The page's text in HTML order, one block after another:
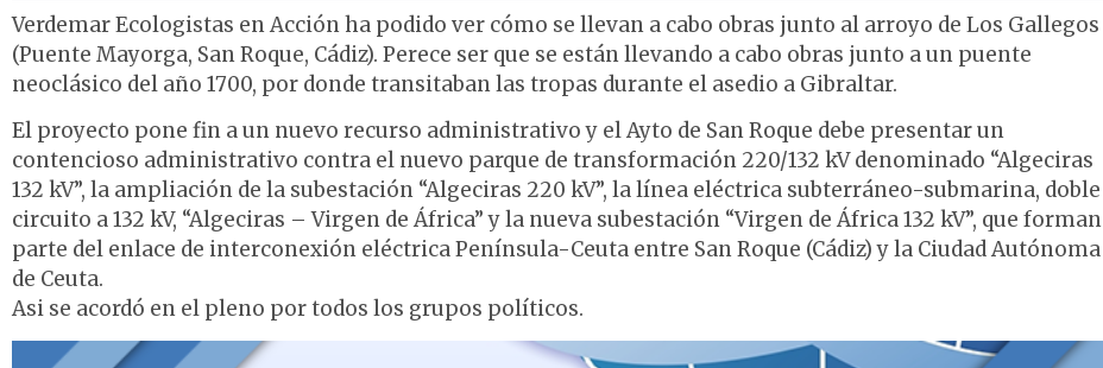
Verdemar Ecologistas en Acción ha podido ver cómo se llevan a cabo obras junto al arroyo de Los Gallegos
(Puente Mayorga, San Roque, Cádiz). Perece ser que se están llevando a cabo obras junto a un puente
neoclásico del año 1700, por donde transitaban las tropas durante el asedio a Gibraltar.
El proyecto pone fin a un nuevo recurso administrativo y el Ayto de San Roque debe presentar un
contencioso administrativo contra el nuevo parque de transformación 220/132 kV denominado “Algeciras
132 kV”, la ampliación de la subestación “Algeciras 220 kV”, la línea eléctrica subterráneo-submarina, doble
circuito a 132 kV, “Algeciras – Virgen de África” y la nueva subestación “Virgen de África 132 kV”, que forman
parte del enlace de interconexión eléctrica Península-Ceuta entre San Roque (Cádiz) y la Ciudad Autónoma
de Ceuta.
Asi se acordó en el pleno por todos los grupos políticos.